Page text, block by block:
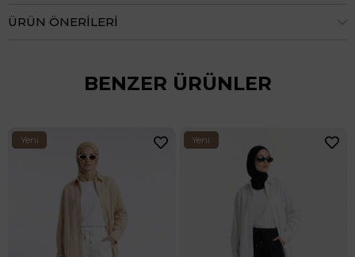
ÜRÜN ÖNERILERI
BENZER ÜRÜNLER
Yeni
Yeni